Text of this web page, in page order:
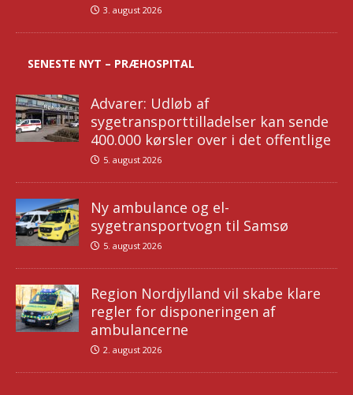
3. august 2026
SENESTE NYT – PRÆHOSPITAL
Advarer: Udløb af
sygetransporttilladelser kan sende
400.000 kørsler over i det offentlige
5. august 2026
Ny ambulance og el-
sygetransportvogn til Samsø
5. august 2026
Region Nordjylland vil skabe klare
regler for disponeringen af
ambulancerne
2. august 2026